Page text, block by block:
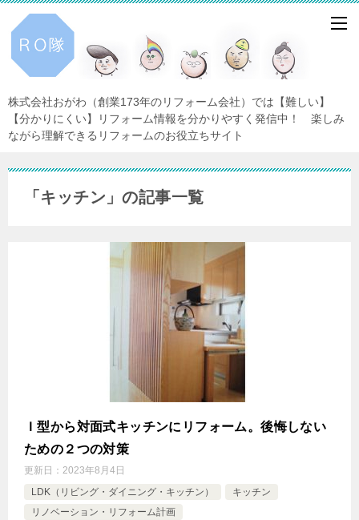
株式会社おがわ（創業173年のリフォーム会社）では【難しい】
【分かりにくい】リフォーム情報を分かりやすく発信中！ 楽しみ
ながら理解できるリフォームのお役立ちサイト
「キッチン」の記事一覧
Ｉ型から対面式キッチンにリフォーム。後悔しない
ための２つの対策
更新日： 2023年8月4日
LDK（リビング・ダイニング・キッチン）
キッチン
リノベーション・リフォーム計画